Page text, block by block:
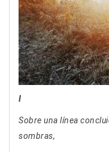
I
Sobre una línea
sombras,